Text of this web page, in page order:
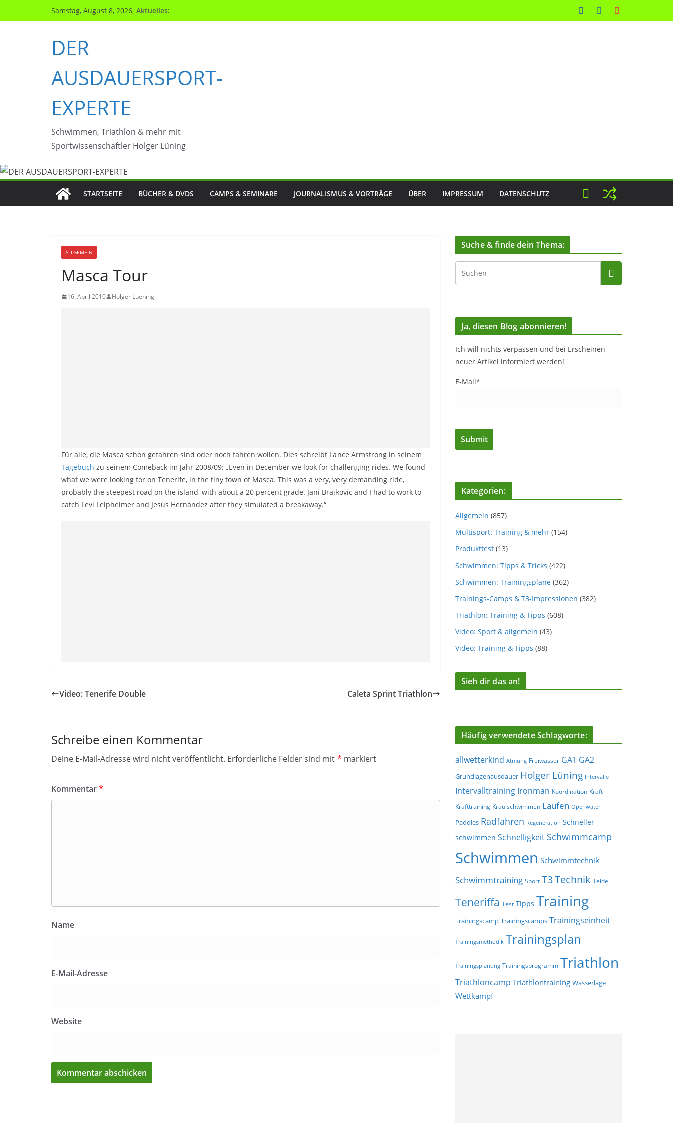
Inhalt
Samstag, August 8, 2026 Aktuelles:
DER
AUSDAUERSPORT-
EXPERTE
Schwimmen, Triathlon & mehr mit
Sportwissenschaftler Holger Lüning
STARTSEITE BÜCHER & DVDS CAMPS & SEMINARE JOURNALISMUS & VORTRÄGE ÜBER IMPRESSUM DATENSCHUTZ
ALLGEMEIN
Masca Tour
16. April 2010 Holger Luening
Für alle, die Masca schon gefahren sind oder noch fahren wollen. Dies schreibt Lance Armstrong in seinem
Tagebuch zu seinem Comeback im Jahr 2008/09: „Even in December we look for challenging rides. We found
what we were looking for on Tenerife, in the tiny town of Masca. This was a very, very demanding ride,
probably the steepest road on the island, with about a 20 percent grade. Jani Brajkovic and I had to work to
catch Levi Leipheimer and Jesús Hernández after they simulated a breakaway.“
Video: Tenerife Double Caleta Sprint Triathlon
Schreibe einen Kommentar
Deine E-Mail-Adresse wird nicht veröffentlicht. Erforderliche Felder sind mit* markiert
Kommentar*
Name
E-Mail-Adresse
Website
Suche & finde dein Thema:
Ja, diesen Blog abonnieren!
Ich will nichts verpassen und bei Erscheinen
neuer Artikel informiert werden!
E-Mail*
Kategorien:
Allgemein (857)
Multisport: Training & mehr (154)
Produkttest (13)
Schwimmen: Tipps & Tricks (422)
Schwimmen: Trainingspläne (362)
Trainings-Camps & T3-Impressionen (382)
Triathlon: Training & Tipps (608)
Video: Sport & allgemein (43)
Video: Training & Tipps (88)
Sieh dir das an!
Häufig verwendete Schlagworte:
allwetterkind Atmung Freiwasser GA1 GA2
Grundlagenausdauer Holger Lüning Intervalle
Intervalltraining Ironman Koordination Kraft
Krafttraining Kraulschwimmen Laufen Openwater
Paddles Radfahren Regeneration Schneller
schwimmen Schnelligkeit Schwimmcamp
Schwimmen Schwimmtechnik
Schwimmtraining Sport T3Technik Teide
Teneriffa Test Tipps Training
Trainingscamp Trainingscamps Trainingseinheit
Trainingsmethodik Trainingsplan
Trainingsplanung Trainingsprogramm Triathlon
Triathloncamp Triathlontraining Wasserlage
Wettkampf